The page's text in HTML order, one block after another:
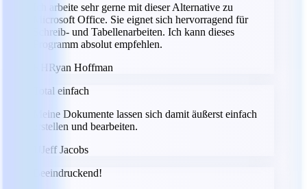
Ich arbeite sehr gerne mit dieser Alternative zu
Microsoft Office. Sie eignet sich hervorragend für
Schreib- und Tabellenarbeiten. Ich kann dieses
Programm absolut empfehlen.
Ryan Hoffman
Total einfach
Meine Dokumente lassen sich damit äußerst einfach
erstellen und bearbeiten.
Jeff Jacobs
Beeindruckend!